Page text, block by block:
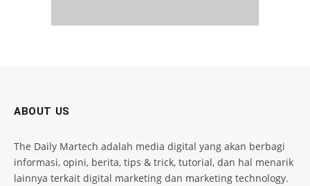
ABOUT US
The Daily Martech adalah media digital yang akan berbagi
informasi, opini, berita, tips & trick, tutorial, dan hal menarik
lainnya terkait digital marketing dan marketing technology.